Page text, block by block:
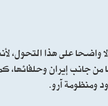
واضحا على هذا التحول،
جانب إيران وحلفائها،
ومنظومة آرو.